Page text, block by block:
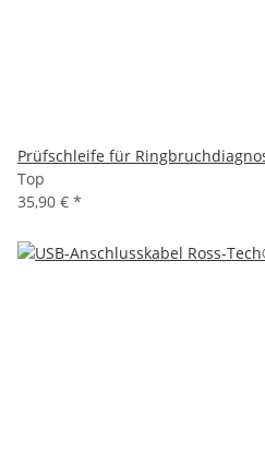
Prüfschleife für
Top
35,90 € *